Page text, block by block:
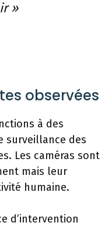
»
observées
à des
surveillance des
Les caméras sont
mais leur
humaine.
d’intervention